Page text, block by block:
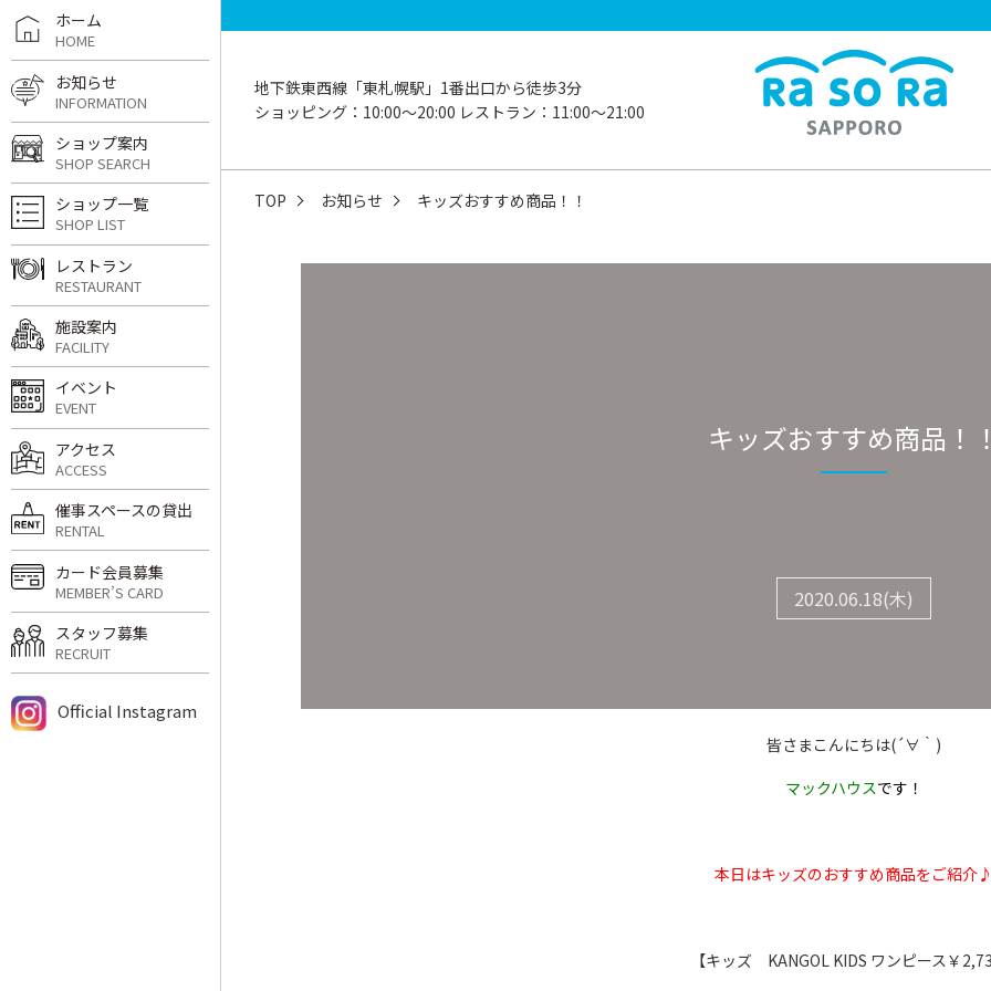
地下鉄東西線「東札幌駅」1番出口から徒歩3分
ショッピング：10:00〜20:00 レストラン：11:00〜21:00
TOP お知らせ キッズおすすめ商品！！
キッズおすすめ商品！！
2020.06.18(木)
皆さまこんにちは(´∀｀)
マックハウスです！
本日はキッズのおすすめ商品をご紹介♪
【キッズ KANGOL KIDS ワンピース￥
ホーム
HOME
お知らせ
INFORMATION
ショップ案内
SHOP SEARCH
ショップ一覧
SHOP LIST
レストラン
RESTAURANT
施設案内
FACILITY
イベント
EVENT
アクセス
ACCESS
催事スペースの貸出
RENTAL
カード会員募集
MEMBER’S CARD
スタッフ募集
RECRUIT
Official Instagram